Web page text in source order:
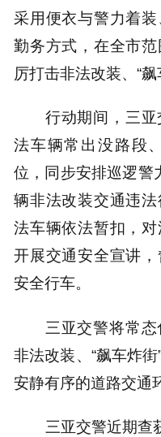
采用便衣与警力着
勤务方式，在全市
厉打击非法改装、“飙
行动期间，三
法车辆常出没路段
位，同步安排巡逻警
辆非法改装交通违
法车辆依法暂扣，
开展交通安全宣讲
安全行车。
三亚交警将常
非法改装、“飙车炸
安静有序的道路交通
三亚交警近期查